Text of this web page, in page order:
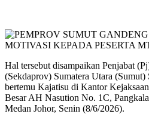
Hal tersebut disampaikan Penjabat
(Sekdaprov) Sumatera Utara (Sumut)
bertemu Kajatisu di Kantor
Besar AH Nasution No. 1C,
Medan Johor, Senin (8/6/2026).